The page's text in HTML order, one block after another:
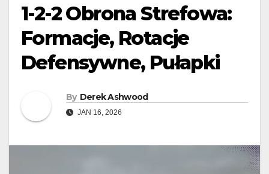
1-2-2 Obrona Strefowa:
Formacje, Rotacje
Defensywne, Pułapki
By Derek Ashwood
JAN 16, 2026